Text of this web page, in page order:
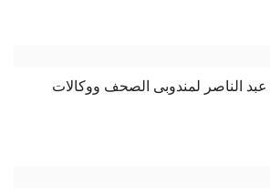
الناصر لمندوبى الصحف ووكالات